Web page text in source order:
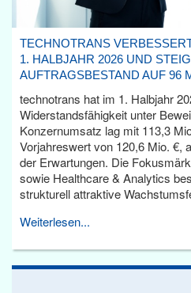
TECHNOTRANS
1. HALBJAHR 2026 UND
AUFTRAGSBESTAND AUF 96
technotrans hat im 1. Halbjahr
Widerstandsfähigkeit unter
Konzernumsatz lag mit 113,3
Vorjahreswert von 120,6 Mio. €,
der Erwartungen. Die
sowie Healthcare & Analytics
strukturell attraktive
Weiterlesen...